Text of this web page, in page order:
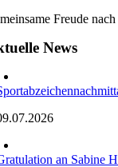
Freude
News
an Sabine